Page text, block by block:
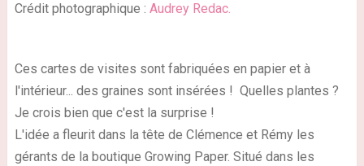
Crédit photographique : Audrey Redac.
Ces cartes de visites sont fabriquées en papier et à
l'intérieur... des graines sont insérées ! Quelles plantes ?
Je crois bien que c'est la surprise !
L'idée a fleurit dans la tête de Clémence et Rémy les
gérants de la boutique Growing Paper. Situé dans les